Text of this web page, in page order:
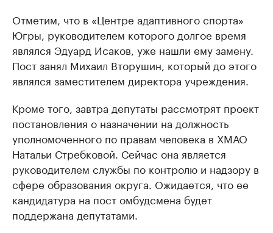
Отметим, что в «Центре адаптивного спорта»
Югры, руководителем которого долгое время
являлся Эдуард Исаков, уже нашли ему замену.
Пост занял Михаил Вторушин, который до этого
являлся заместителем директора учреждения.
Кроме того, завтра депутаты рассмотрят проект
постановления о назначении на должность
уполномоченного по правам человека в ХМАО
Натальи Стребковой. Сейчас она является
руководителем службы по контролю и надзору в
сфере образования округа. Ожидается, что ее
кандидатура на пост омбудсмена будет
поддержана депутатами.